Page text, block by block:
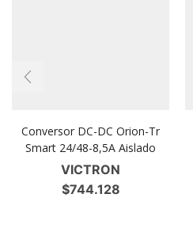
Conversor DC-DC Orion-Tr
Smart 24/48-8,5A Aislado
VICTRON
$744.128